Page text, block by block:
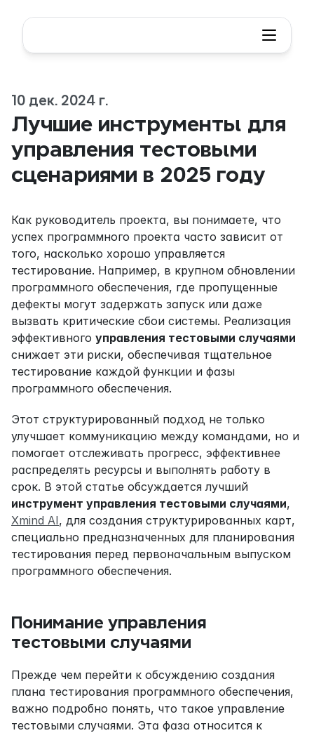
10 дек. 2024 г.
Лучшие инструменты для
управления тестовыми
сценариями в 2025 году
Как руководитель проекта, вы понимаете, что
успех программного проекта часто зависит от
того, насколько хорошо управляется
тестирование. Например, в крупном обновлении
программного обеспечения, где пропущенные
дефекты могут задержать запуск или даже
вызвать критические сбои системы. Реализация
эффективного управления тестовыми случаями
снижает эти риски, обеспечивая тщательное
тестирование каждой функции и фазы
программного обеспечения.
Этот структурированный подход не только
улучшает коммуникацию между командами, но и
помогает отслеживать прогресс, эффективнее
распределять ресурсы и выполнять работу в
инструмент управления тестовыми случаями
Xmind AI, для создания структурированных карт,
специально предназначенных для планирования
тестирования перед первоначальным выпуском
программного обеспечения.
Понимание управления
тестовыми случаями
Прежде чем перейти к обсуждению создания
плана тестирования программного обеспечения,
важно подробно понять, что такое управление
тестовыми случаями. Эта фаза относится к